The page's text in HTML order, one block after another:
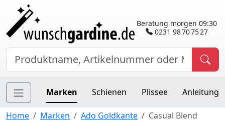
Beratung morgen 09:30
0231 98 70 75 27
Marken Schienen Plissee Anleitung
Home Marken Ado Goldkante Casual Blend